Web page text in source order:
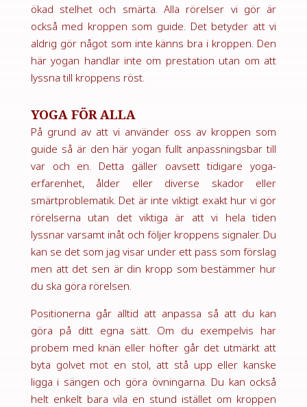
ökad stelhet och smärta. Alla rörelser vi gör är
också med kroppen som guide. Det betyder att vi
aldrig gör något som inte känns bra i kroppen. Den
här yogan handlar inte om prestation utan om att
lyssna till kroppens röst.
YOGA FÖR ALLA
På grund av att vi använder oss av kroppen som
guide så är den här yogan fullt anpassningsbar till
var och en. Detta gäller oavsett tidigare yoga-
erfarenhet, ålder eller diverse skador eller
smärtproblematik. Det är inte viktigt exakt hur vi gör
rörelserna utan det viktiga är att vi hela tiden
lyssnar varsamt inåt och följer kroppens signaler. Du
kan se det som jag visar under ett pass som förslag
men att det sen är din kropp som bestämmer hur
du ska göra rörelsen.
Positionerna går alltid att anpassa så att du kan
göra på ditt egna sätt. Om du exempelvis har
probem med knän eller höfter går det utmärkt att
byta golvet mot en stol, att stå upp eller kanske
ligga i sängen och göra övningarna. Du kan också
helt enkelt bara vila en stund istället om kroppen